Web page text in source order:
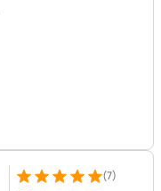
Bewertung: 5 von 5 (7
7 Bewertungen
(7)